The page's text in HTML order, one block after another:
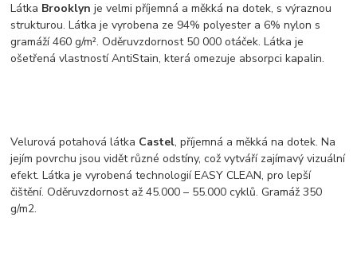
Látka Brooklyn je velmi příjemná a měkká na dotek, s výraznou
strukturou. Látka je vyrobena ze 94% polyester a 6% nylon s
gramáží 460 g/m². Oděruvzdornost 50 000 otáček. Látka je
ošetřená vlastností AntiStain, která omezuje absorpci kapalin.
Velurová potahová látka Castel, příjemná a měkká na dotek. Na
jejím povrchu jsou vidět různé odstíny, což vytváří zajímavý vizuální
efekt. Látka je vyrobená technologií EASY CLEAN, pro lepší
čištění. Oděruvzdornost až 45.000 – 55.000 cyklů. Gramáž 350
g/m2.